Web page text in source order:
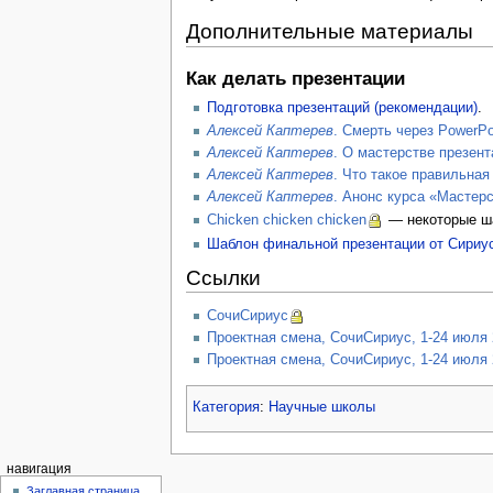
Дополнительные материалы
Как делать презентации
Подготовка презентаций (рекомендации).
Алексей Каптерев. Смерть через
Алексей Каптерев. О мастерстве
Алексей Каптерев. Что такое правильная
Алексей Каптерев. Анонс курса
Chicken chicken chicken
— некоторые
Шаблон финальной презентации от
Ссылки
СочиСириус
Проектная смена, СочиСириус, 1-24 июля
Проектная смена, СочиСириус, 1-24
Категория: Научные школы
навигация
Заглавная страница